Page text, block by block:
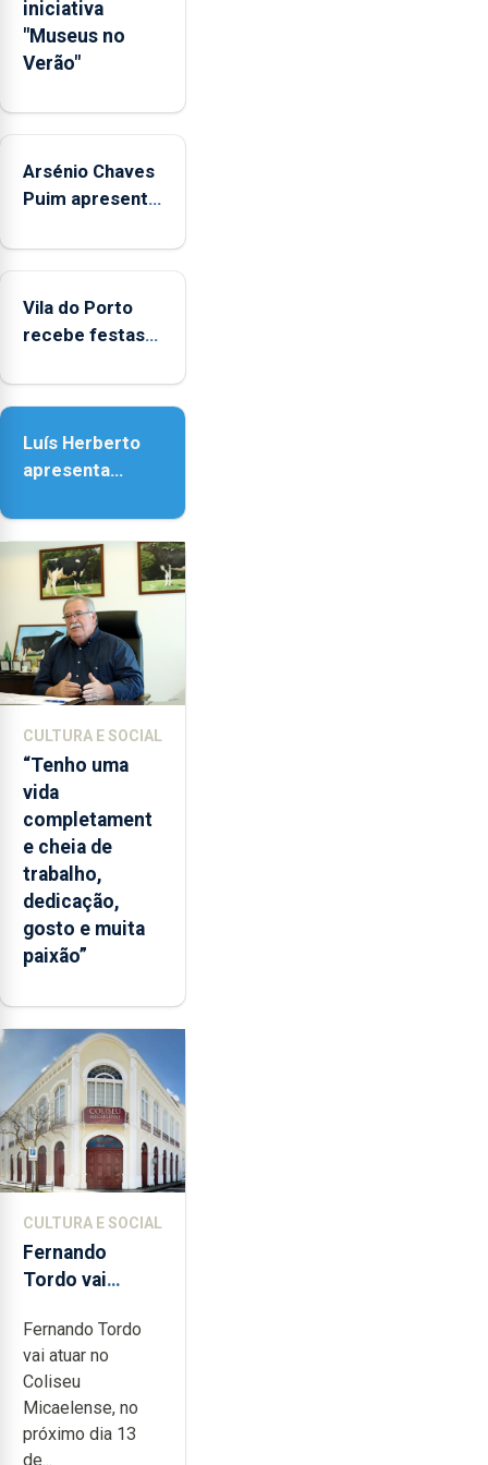
Regional.
iniciativa
"Museus no
Verão"
Arsénio Chaves
Puim apresenta
Biblioteca de
Vila do Porto
recebe festas
Nossa Senhora
Luís Herberto
apresenta
Paisagem’
CULTURA E SOCIAL
“Tenho uma
vida
completament
e cheia de
trabalho,
dedicação,
gosto e muita
paixão”
CULTURA E SOCIAL
Fernando
Tordo vai
anos de
carreira no
Coliseu
Micaelense
Fernando Tordo
vai atuar no
Coliseu
Micaelense, no
próximo dia 13
de...